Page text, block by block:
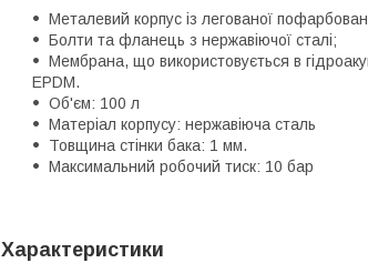
Металевий корпус із легованої
Болти та фланець з нержавіючої сталі;
Мембрана, що використовується в
EPDM.
Об'єм: 100 л
Матеріал корпусу: нержавіюча сталь
Товщина стінки бака: 1 мм.
Максимальний робочий тиск: 10 бар
Характеристики